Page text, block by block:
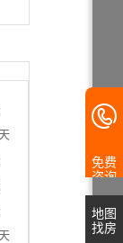
免费
咨询
地图
找房